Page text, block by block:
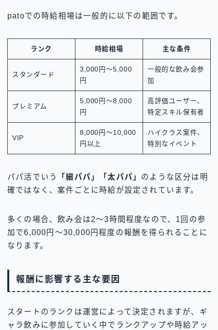
patoでの時給相場は一般的に以下の範囲です。
ランク 時給相場 主な条件
スタンダード
3,000円～5,000
円
一般的な飲み会参
加
プレミアム
5,000円～8,000
円
高評価ユーザー、
特定スキル保有者
VIP
8,000円～10,000
円以上
ハイクラス案件、
特別なイベント
パパ活でいう 「細パパ」「太パパ」 のような区分は明
確ではなく、案件ごとに時給が設定されています。
多くの場合、飲み会は2〜3時間程度なので、1回の参
加で6,000円〜30,000円程度の報酬を得られることに
なります。
報酬に影響する主な要因
スタートのランクは運営によって決定されますが、ギ
ャラ飲みに参加していく中でランクアップや時給アッ